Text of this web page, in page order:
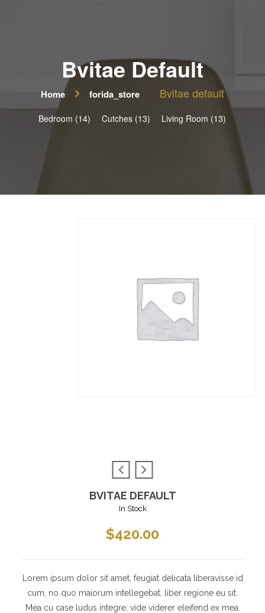
Bvitae Default
Home forida_store Bvitae default
Bedroom (14) Cutches (13) Living Room (13)
BVITAE DEFAULT
In Stock
$420.00
Lorem ipsum dolor sit amet, feugiat delicata liberavisse id
cum, no quo maiorum intellegebat, liber regione eu sit.
Mea cu case ludus integre, vide viderer eleifend ex mea.